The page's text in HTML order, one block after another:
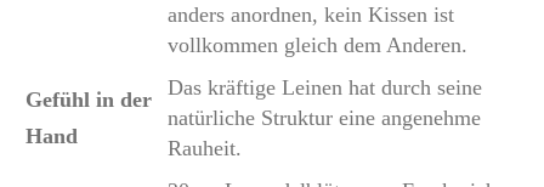
anders anordnen, kein Kissen ist
vollkommen gleich dem Anderen.
Gefühl in der
Hand
Das kräftige Leinen hat durch seine
natürliche Struktur eine angenehme
Rauheit.